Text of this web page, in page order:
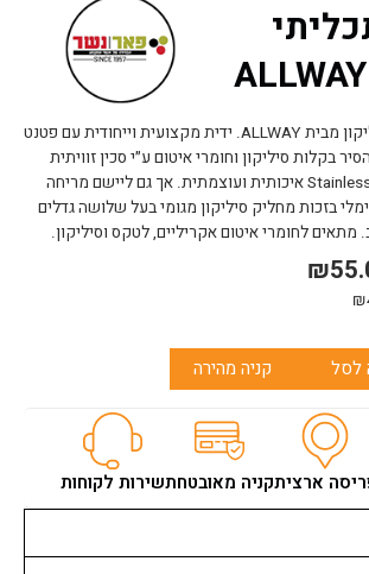
דית רב תכליתית לסיליקון מבית ALLWAY. ידית מקצועית וייחודית עם פטנט
בקלות סיליקון וחומרי איטום ע״י סכין זוויתית
חדה מנירוסטה Stainless Steel איכותית ועוצמתית. אך גם ליישם מריחה
בזכות מחליק סיליקון מגומי בעל שלושה גדלים
מתאים לחומרי איטום אקריליים, לטקס וסיליקון.
₪
₪
לסל קניה מהירה
ארציתקניה מאובטחתשירות לקוחות